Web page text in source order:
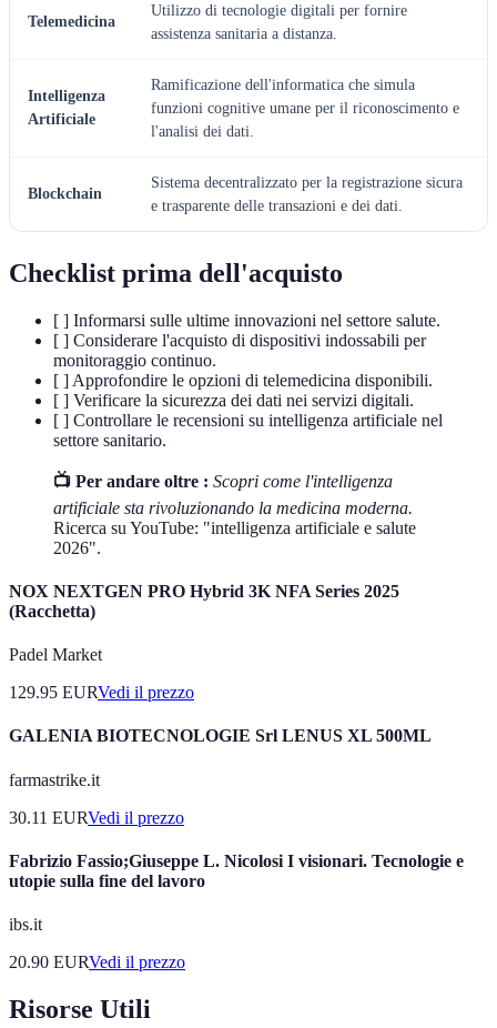
Telemedicina
Utilizzo di tecnologie digitali per fornire
assistenza sanitaria a distanza.
Intelligenza
Artificiale
Ramificazione dell'informatica che simula
funzioni cognitive umane per il riconoscimento e
l'analisi dei dati.
Blockchain
Sistema decentralizzato per la registrazione sicura
e trasparente delle transazioni e dei dati.
Checklist prima dell'acquisto
[ ] Informarsi sulle ultime innovazioni nel settore salute.
[ ] Considerare l'acquisto di dispositivi indossabili per
monitoraggio continuo.
[ ] Approfondire le opzioni di telemedicina disponibili.
[ ] Verificare la sicurezza dei dati nei servizi digitali.
[ ] Controllare le recensioni su intelligenza artificiale nel
settore sanitario.
📺 Per andare oltre : Scopri come l'intelligenza
artificiale sta rivoluzionando la medicina moderna.
Ricerca su YouTube: "intelligenza artificiale e salute
2026".
NOX NEXTGEN PRO Hybrid 3K NFA Series 2025
(Racchetta)
Padel Market
129.95 EURVedi il prezzo
GALENIA BIOTECNOLOGIE Srl LENUS XL 500ML
farmastrike.it
30.11 EURVedi il prezzo
Fabrizio Fassio;Giuseppe L. Nicolosi I visionari. Tecnologie e
utopie sulla fine del lavoro
ibs.it
20.90 EURVedi il prezzo
Risorse Utili